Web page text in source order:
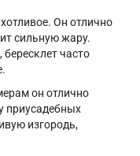
Он отлично
сильную жару.
часто
он отлично
приусадебных
изгородь,